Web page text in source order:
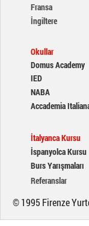
Fransa
İngiltere
Okullar
Domus Academy
IED
NABA
Accademia
İtalyanca Kursu
İspanyolca Kursu
Burs Yarışmaları
Referanslar
© 1995 Firenze